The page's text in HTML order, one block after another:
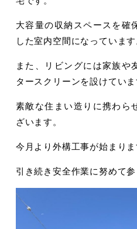
大容量の収納スペースを確
した室内空間になっています
また、リビングには家族や
タースクリーンを設けていま
素敵な住まい造りに携わら
ざいます。
今月より外構工事が始まりま
引き続き安全作業に努めて参